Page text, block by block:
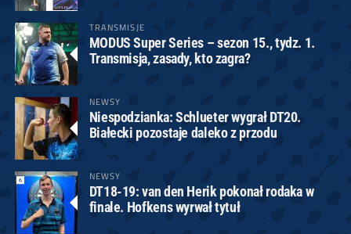
TRANSMISJE
MODUS Super Series – sezon 15., tydz. 1.
Transmisja, zasady, kto zagra?
NEWSY
Niespodzianka: Schlueter wygrał DT20.
Białecki pozostaje daleko z przodu
NEWSY
DT18-19: van den Herik pokonał rodaka w
finale. Hofkens wyrwał tytuł